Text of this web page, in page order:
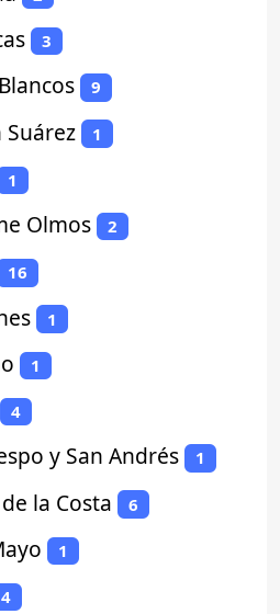
3
9
Suárez 1
1
Olmos 2
16
1
1
4
y San Andrés 1
la Costa 6
1
4